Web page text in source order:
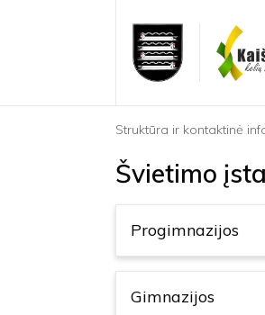
Struktūra ir kontaktinė
Švietimo
Progimnazijos
Gimnazijos